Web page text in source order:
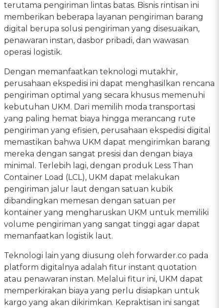
terutama pengiriman lintas batas. Bisnis rintisan ini
memberikan beberapa layanan pengiriman barang
digital berupa solusi pengiriman yang disesuaikan,
penawaran instan, dasbor pribadi, dan wawasan
operasi logistik.
Dengan memanfaatkan teknologi mutakhir,
perusahaan ekspedisi ini dapat menghasilkan rencana
pengiriman optimal yang secara khusus memenuhi
kebutuhan UKM. Dari memilih moda transportasi
yang paling hemat biaya hingga merancang rute
pengiriman yang efisien, perusahaan ekspedisi digital
memastikan bahwa UKM dapat mengirimkan barang
mereka dengan sangat presisi dan dengan biaya
minimal. Terlebih lagi, dengan produk Less Than
Container Load (LCL), UKM dapat melakukan
pengiriman jalur laut dengan satuan kubik
dibandingkan memesan dengan satuan per
kontainer yang mengharuskan UKM untuk memiliki
volume pengiriman yang sangat tinggi agar dapat
memanfaatkan logistik laut.
Teknologi lain yang diusung oleh forwarder.co pada
platform digitalnya adalah fitur instant quotation
atau penawaran instan. Melalui fitur ini, UKM dapat
memperkirakan biaya yang perlu disiapkan untuk
kargo yang akan dikirimkan. Kepraktisan ini sangat